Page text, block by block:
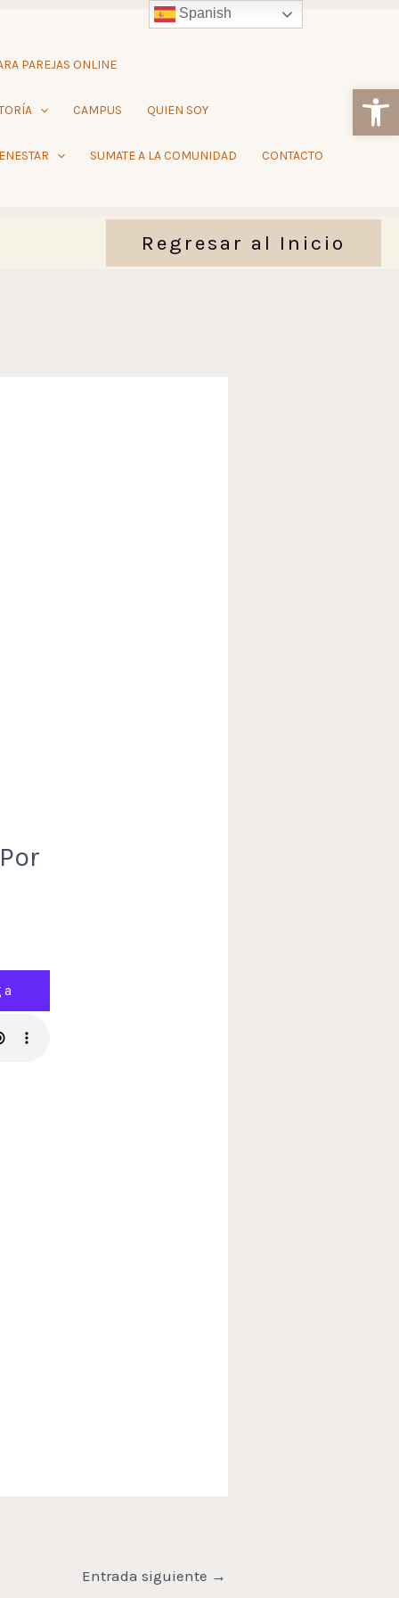
PAREJAS ONLINE
CAMPUS QUIEN SOY
SUMATE A LA COMUNIDAD CONTACTO
Regresar al Inicio
Entrada siguiente →
Spanish